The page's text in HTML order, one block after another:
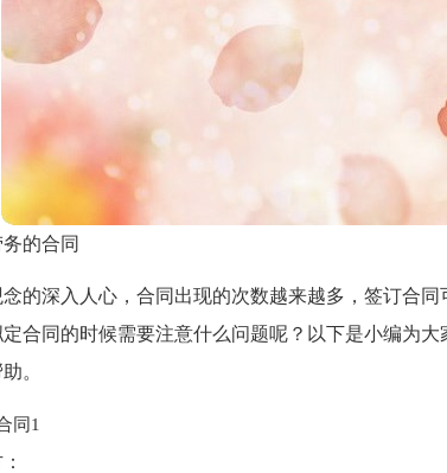
的合同
念的深入人心，合同出现的次数越来越多，签订合
合同的时候需要注意什么问题呢？以下是小编为
。
同1